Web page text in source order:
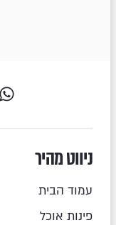
ניווט מהיר
עמוד הבית
פינות אוכל